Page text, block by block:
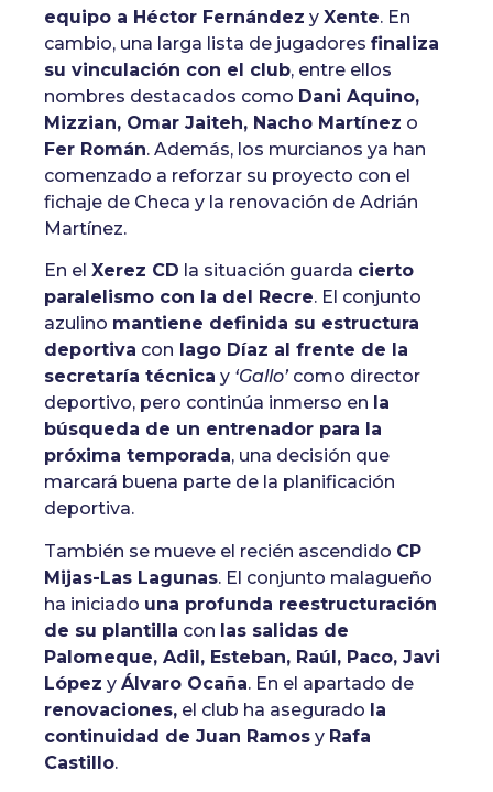
equipo a Héctor Fernández y Xente. En
cambio, una larga lista de jugadores finaliza
su vinculación con el club, entre ellos
nombres destacados como Dani Aquino,
Mizzian, Omar Jaiteh, Nacho Martínez o
Fer Román. Además, los murcianos ya han
comenzado a reforzar su proyecto con el
fichaje de Checa y la renovación de Adrián
Martínez.
En el Xerez CD la situación guarda cierto
paralelismo con la del Recre. El conjunto
azulino mantiene definida su estructura
deportiva con Iago Díaz al frente de la
secretaría técnica y ‘Gallo’ como director
deportivo, pero continúa inmerso en la
búsqueda de un entrenador para la
próxima temporada, una decisión que
marcará buena parte de la planificación
deportiva.
También se mueve el recién ascendido CP
Mijas-Las Lagunas. El conjunto malagueño
ha iniciado una profunda reestructuración
de su plantilla con las salidas de
Palomeque, Adil, Esteban, Raúl, Paco, Javi
López y Álvaro Ocaña. En el apartado de
renovaciones, el club ha asegurado la
continuidad de Juan Ramos y Rafa
Castillo.